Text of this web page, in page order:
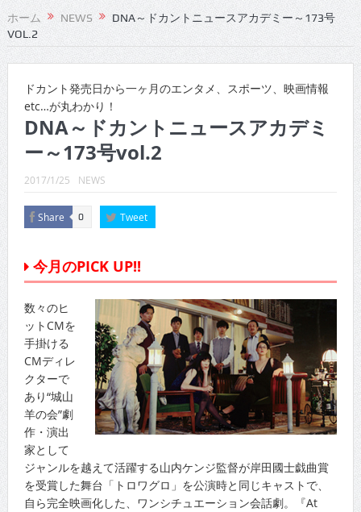
CINEMA×STYLE 292号
CINEMA×STYLE 291号
CINEMA×STYLE 289号
CINEMA×STYLE 288号
CINEMA×STYLE 287号
CINEMA×STYLE 285号
ホーム NEWS
DNA～ドカントニュースアカデミー～173号
VOL.2
ドカント発売日から一ヶ月のエンタメ、スポーツ、映画情報
etc…が丸わかり！
DNA～ドカントニュースアカデミ
ー～173号vol.2
2017/1/25 NEWS
Share 0 Tweet
今月のPICK UP!!
数々のヒ
ットCMを
手掛ける
CMディレ
クターで
あり“城山
羊の会”劇
作・演出
家として
ジャンルを越えて活躍する山内ケンジ監督が岸田國士戯曲賞
を受賞した舞台「トロワグロ」を公演時と同じキャストで、
自ら完全映画化した、ワンシチュエーション会話劇。『At